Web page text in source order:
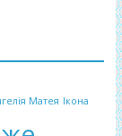
Матея Ікона